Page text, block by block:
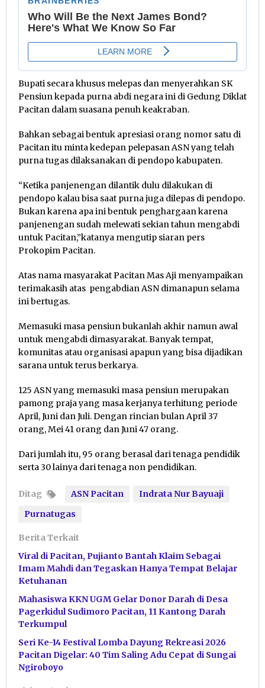
Bupati secara khusus melepas dan menyerahkan SK
Pensiun kepada purna abdi negara ini di Gedung Diklat
Pacitan dalam suasana penuh keakraban.
Bahkan sebagai bentuk apresiasi orang nomor satu di
Pacitan itu minta kedepan pelepasan ASN yang telah
purna tugas dilaksanakan di pendopo kabupaten.
“Ketika panjenengan dilantik dulu dilakukan di
pendopo kalau bisa saat purna juga dilepas di pendopo.
Bukan karena apa ini bentuk penghargaan karena
panjenengan sudah melewati sekian tahun mengabdi
untuk Pacitan,”katanya mengutip siaran pers
Prokopim Pacitan.
Atas nama masyarakat Pacitan Mas Aji menyampaikan
terimakasih atas pengabdian ASN dimanapun selama
ini bertugas.
Memasuki masa pensiun bukanlah akhir namun awal
untuk mengabdi dimasyarakat. Banyak tempat,
komunitas atau organisasi apapun yang bisa dijadikan
sarana untuk terus berkarya.
125 ASN yang memasuki masa pensiun merupakan
pamong praja yang masa kerjanya terhitung periode
April, Juni dan Juli. Dengan rincian bulan April 37
orang, Mei 41 orang dan Juni 47 orang.
Dari jumlah itu, 95 orang berasal dari tenaga pendidik
serta 30 lainya dari tenaga non pendidikan.
Ditag ASN Pacitan
Indrata Nur Bayuaji
Purnatugas
Berita Terkait
Viral di Pacitan, Pujianto Bantah Klaim Sebagai
Imam Mahdi dan Tegaskan Hanya Tempat Belajar
Ketuhanan
Mahasiswa KKN UGM Gelar Donor Darah di Desa
Pagerkidul Sudimoro Pacitan, 11 Kantong Darah
Terkumpul
Seri Ke-14 Festival Lomba Dayung Rekreasi 2026
Pacitan Digelar: 40 Tim Saling Adu Cepat di Sungai
Ngiroboyo